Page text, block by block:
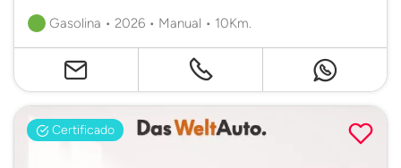
Gasolina • 2026 • Manual • 10Km.
Certificado